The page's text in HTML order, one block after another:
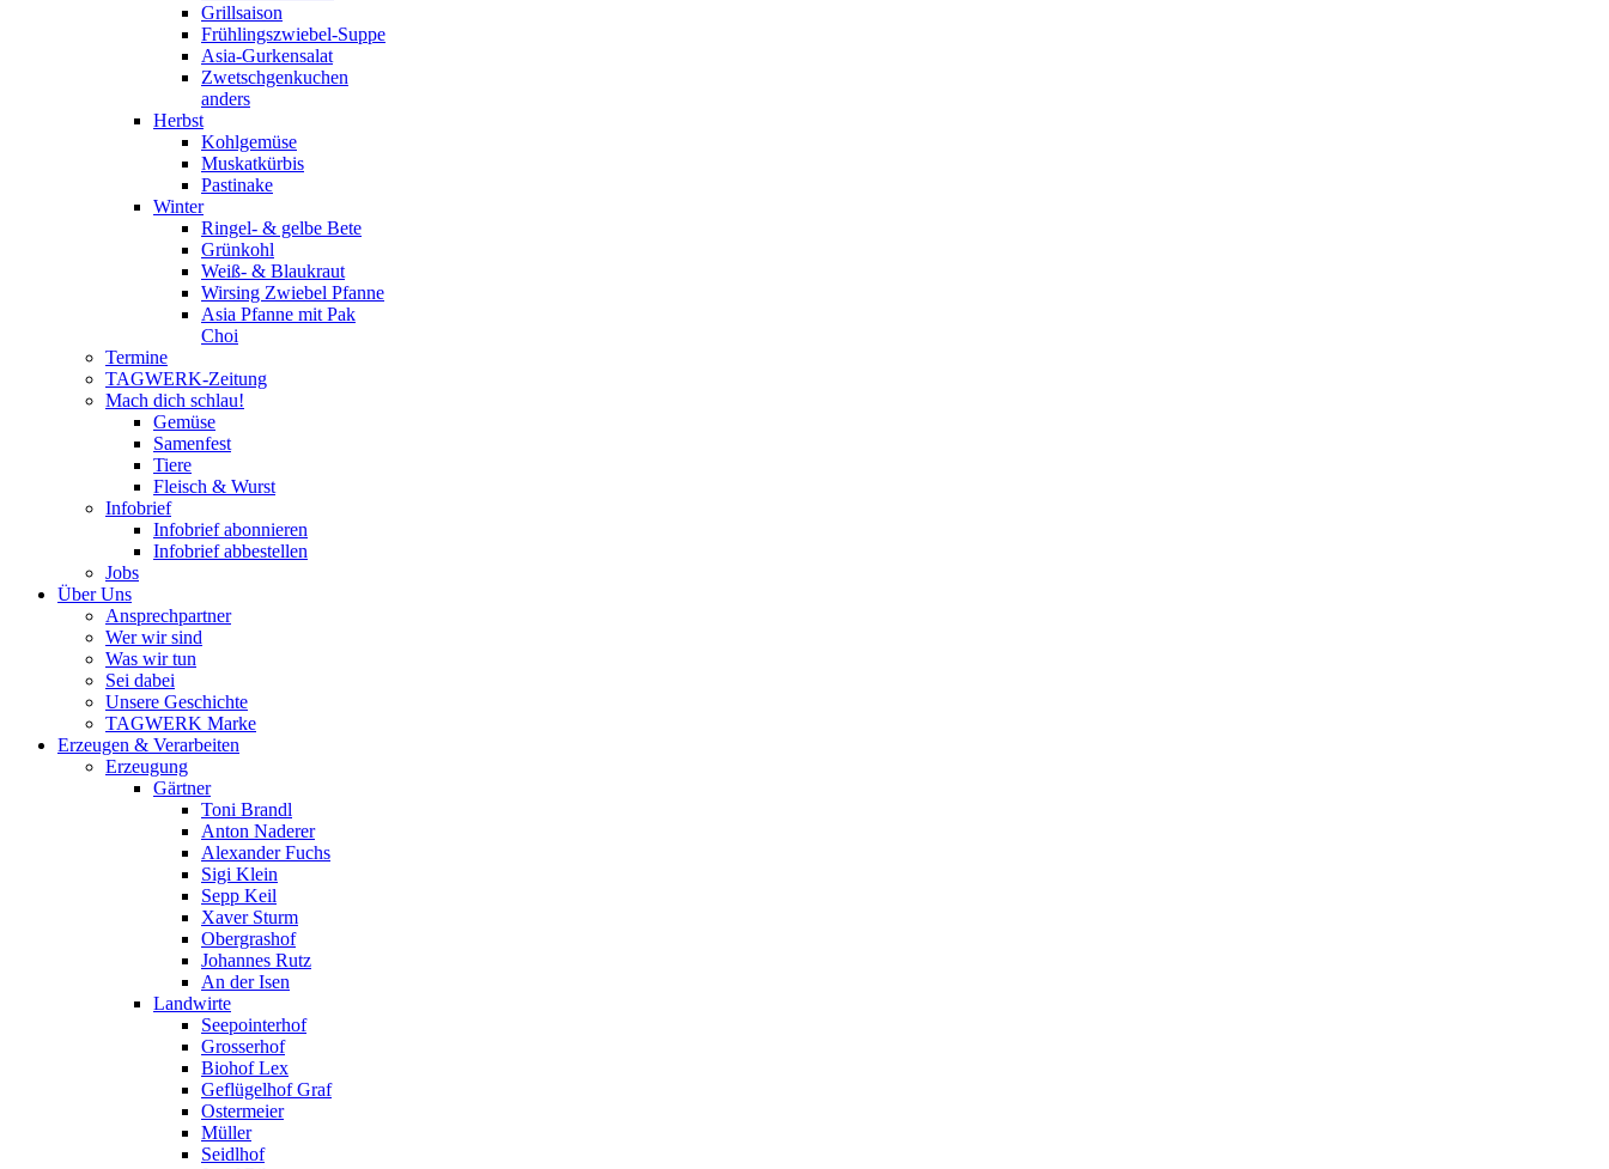
Grillsaison
Frühlingszwiebel-Suppe
Asia-Gurkensalat
Zwetschgenkuchen
anders
Herbst
Kohlgemüse
Muskatkürbis
Pastinake
Winter
Ringel- & gelbe Bete
Grünkohl
Weiß- & Blaukraut
Wirsing Zwiebel Pfanne
Asia Pfanne mit Pak
Choi
Termine
TAGWERK-Zeitung
Mach dich schlau!
Gemüse
Samenfest
Tiere
Fleisch & Wurst
Infobrief
Infobrief abonnieren
Infobrief abbestellen
Jobs
Über Uns
Ansprechpartner
Wer wir sind
Was wir tun
Sei dabei
Unsere Geschichte
TAGWERK Marke
Erzeugen & Verarbeiten
Erzeugung
Gärtner
Toni Brandl
Anton Naderer
Alexander Fuchs
Sigi Klein
Sepp Keil
Xaver Sturm
Obergrashof
Johannes Rutz
An der Isen
Landwirte
Seepointerhof
Grosserhof
Biohof Lex
Geflügelhof Graf
Ostermeier
Müller
Seidlhof